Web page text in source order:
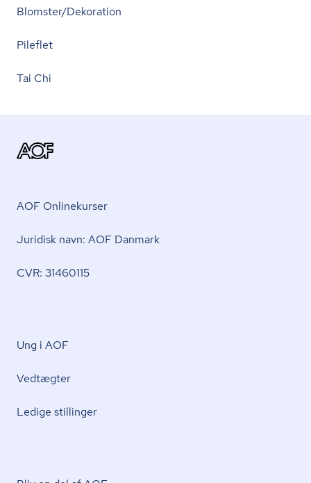
Blomster/Dekoration
Pileflet
Tai Chi
AOF Onlinekurser
Juridisk navn: AOF Danmark
CVR: 31460115
Ung i AOF
Vedtægter
Ledige stillinger